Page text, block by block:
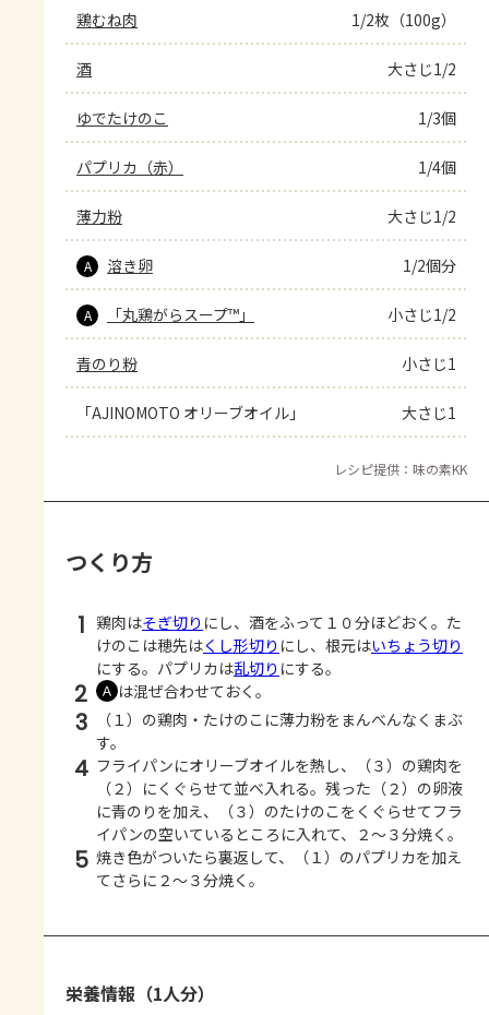
鶏むね肉 1/2枚（100g）
酒 大さじ1/2
ゆでたけのこ 1/3個
パプリカ（赤） 1/4個
薄力粉 大さじ1/2
A 溶き卵 1/2個分
A 「丸鶏がらスープ™」 小さじ1/2
青のり粉 小さじ1
「AJINOMOTO オリーブオイル」 大さじ1
レシピ提供：味の素KK
つくり方
1 鶏肉はそぎ切り にし、酒をふって１０分ほどおく。た
けのこは穂先はくし形切り にし、根元はいちょう切り
にする。パプリカは乱切り にする。
2 Ａ は混ぜ合わせておく。
3
（１）の鶏肉・たけのこに薄力粉をまんべんなくまぶ
す。
4 フライパンにオリーブオイルを熱し、（３）の鶏肉を
（２）にくぐらせて並べ入れる。残った（２）の卵液
に青のりを加え、（３）のたけのこをくぐらせてフラ
イパンの空いているところに入れて、２～３分焼く。
5 焼き色がついたら裏返して、（１）のパプリカを加え
てさらに２～３分焼く。
栄養情報（1人分）